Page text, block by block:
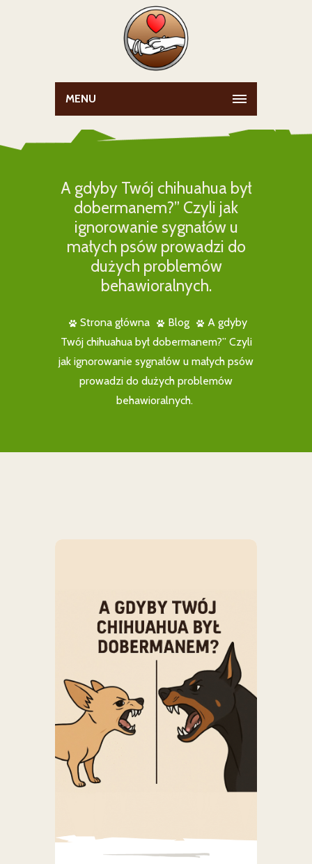
MENU
A gdyby Twój chihuahua był
dobermanem?” Czyli jak
ignorowanie sygnałów u
małych psów prowadzi do
dużych problemów
behawioralnych.
Strona główna Blog
A gdyby
Twój chihuahua był dobermanem?” Czyli
jak ignorowanie sygnałów u małych psów
prowadzi do dużych problemów
behawioralnych.